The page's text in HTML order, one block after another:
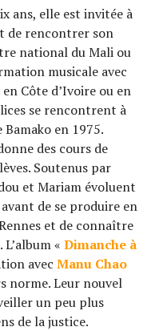
ans, elle est invitée à
de rencontrer son
national du Mali ou
musicale avec
Côte d’Ivoire ou en
se rencontrent à
en 1975.
des cours de
Soutenus par
et Mariam évoluent
avant de se produire en
et de connaître
«Dimanche à
avec Manu Chao
norme. Leur nouvel
un peu plus
de la justice.